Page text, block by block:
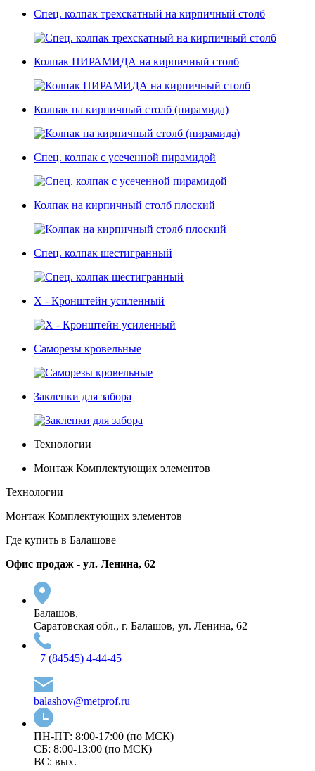
Спец. колпак трехскатный на кирпичный столб
Колпак ПИРАМИДА на кирпичный столб
Колпак на кирпичный столб (пирамида)
Спец. колпак с усеченной пирамидой
Колпак на кирпичный столб плоский
Спец. колпак шестигранный
Х - Кронштейн усиленный
Саморезы кровельные
Заклепки для забора
Технологии
Монтаж Комплектующих элементов
Технологии
Монтаж Комплектующих элементов
Где купить в Балашове
Офис продаж - ул. Ленина, 62
Балашов,
Саратовская обл., г. Балашов, ул. Ленина, 62
+7 (84545) 4-44-45
balashov@metprof.ru
ПН-ПТ: 8:00-17:00 (по МСК)
СБ: 8:00-13:00 (по МСК)
ВС: вых.